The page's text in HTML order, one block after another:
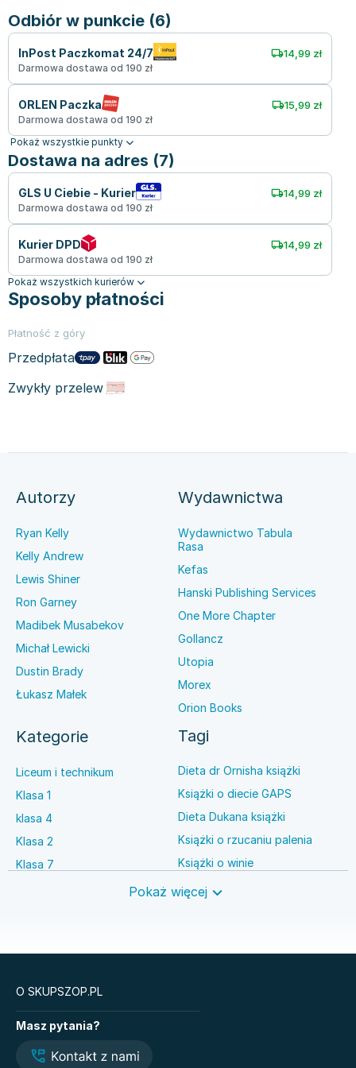
Odbiór w punkcie (6)
InPost Paczkomat 24/7 14,99 zł
Darmowa dostawa od 190 zł
ORLEN Paczka 15,99 zł
Darmowa dostawa od 190 zł
Pokaż wszystkie punkty
Dostawa na adres (7)
GLS U Ciebie - Kurier 14,99 zł
Darmowa dostawa od 190 zł
Kurier DPD 14,99 zł
Darmowa dostawa od 190 zł
Pokaż wszystkich kurierów
Sposoby płatności
Płatność z góry
Przedpłata
Zwykły przelew
Autorzy
Ryan Kelly
Kelly Andrew
Lewis Shiner
Ron Garney
Madibek Musabekov
Michał Lewicki
Dustin Brady
Łukasz Małek
Wydawnictwa
Wydawnictwo Tabula
Rasa
Kefas
Hanski Publishing Services
One More Chapter
Gollancz
Utopia
Morex
Orion Books
Kategorie
Liceum i technikum
Klasa 1
klasa 4
Klasa 2
Klasa 7
Tagi
Dieta dr Ornisha książki
Książki o diecie GAPS
Dieta Dukana książki
Książki o rzucaniu palenia
Książki o winie
Książki o anestezjologii
Książki
Matematyka. Podręcznik.
Klasa 1. Zakres
podstawowy. Liceum i
Pokaż więcej
O SKUPSZOP.PL
Masz pytania?